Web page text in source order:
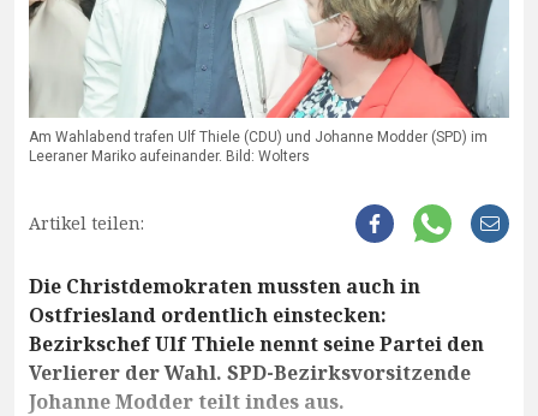
Am Wahlabend trafen Ulf Thiele (CDU) und Johanne Modder (SPD) im
Leeraner Mariko aufeinander. Bild: Wolters
Artikel teilen:
Die Christdemokraten mussten auch in
Ostfriesland ordentlich einstecken:
Bezirkschef Ulf Thiele nennt seine Partei den
Verlierer der Wahl. SPD-Bezirksvorsitzende
Johanne Modder teilt indes aus.